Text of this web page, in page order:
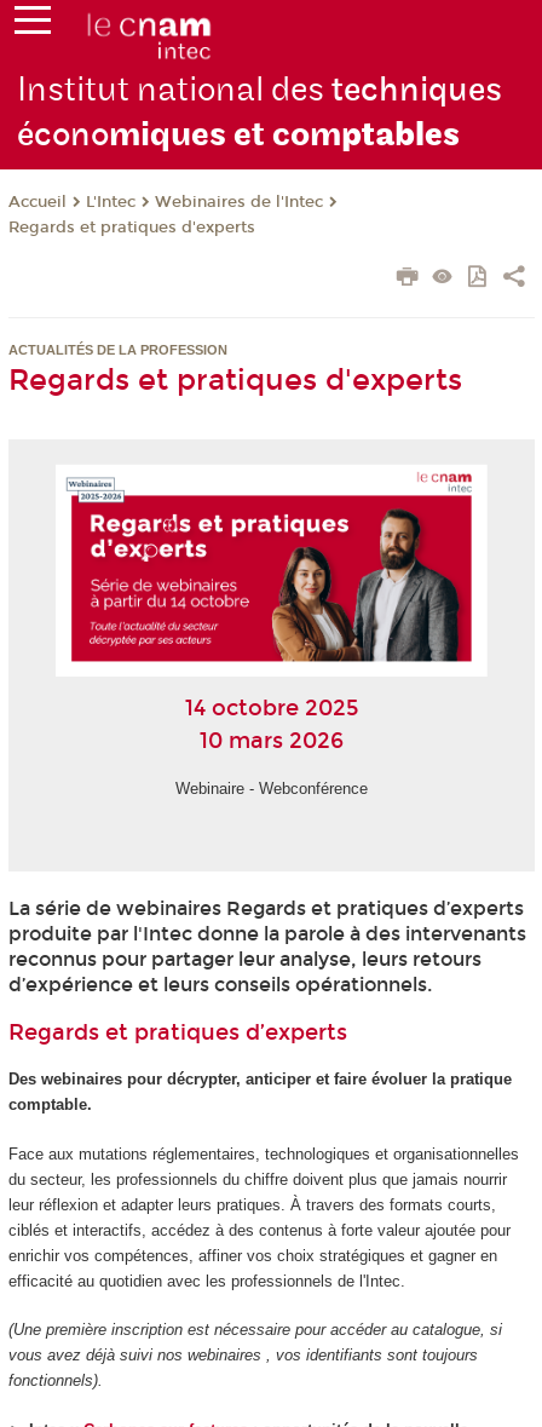
Institut national destechniques
économiques et comptables
Accueil L'Intec
Webinaires de l'Intec
Regards et pratiques d'experts
ACTUALITÉS DE LA PROFESSION
Regards et pratiques d'experts
14 octobre 2025
10 mars 2026
Webinaire - Webconférence
La série de webinaires Regards et pratiques d’experts
produite par l'Intec donne la parole à des intervenants
reconnus pour partager leur analyse, leurs retours
d’expérience et leurs conseils opérationnels.
Regards et pratiques d’experts
Des webinaires pour décrypter, anticiper et faire évoluer la pratique
comptable.
Face aux mutations réglementaires, technologiques et organisationnelles
du secteur, les professionnels du chiffre doivent plus que jamais nourrir
leur réflexion et adapter leurs pratiques. À travers des formats courts,
ciblés et interactifs, accédez à des contenus à forte valeur ajoutée pour
enrichir vos compétences, affiner vos choix stratégiques et gagner en
efficacité au quotidien avec les professionnels de l'Intec.
(Une première inscription est nécessaire pour accéder au catalogue, si
vous avez déjà suivi nos webinaires , vos identifiants sont toujours
fonctionnels).